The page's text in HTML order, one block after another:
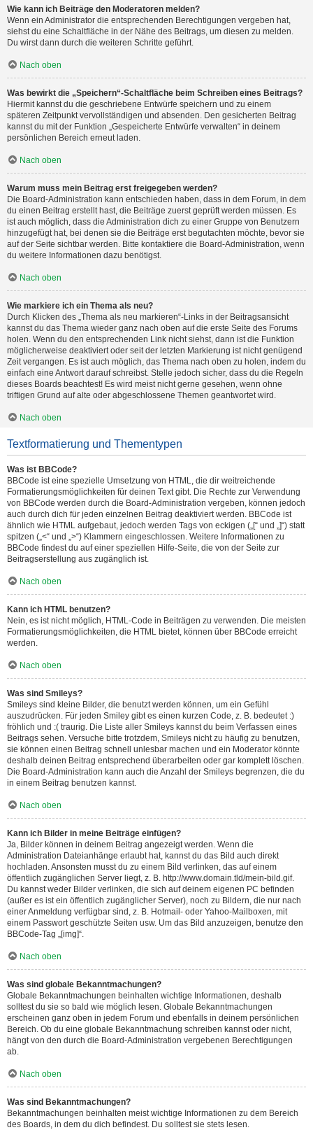
Wie kann ich Beiträge den Moderatoren melden?
Wenn ein Administrator die entsprechenden Berechtigungen vergeben hat,
siehst du eine Schaltfläche in der Nähe des Beitrags, um diesen zu melden.
Du wirst dann durch die weiteren Schritte geführt.
Nach oben
Was bewirkt die „Speichern“-Schaltfläche beim Schreiben eines Beitrags?
Hiermit kannst du die geschriebene Entwürfe speichern und zu einem
späteren Zeitpunkt vervollständigen und absenden. Den gesicherten Beitrag
kannst du mit der Funktion „Gespeicherte Entwürfe verwalten“ in deinem
persönlichen Bereich erneut laden.
Nach oben
Warum muss mein Beitrag erst freigegeben werden?
Die Board-Administration kann entschieden haben, dass in dem Forum, in dem
du einen Beitrag erstellt hast, die Beiträge zuerst geprüft werden müssen. Es
ist auch möglich, dass die Administration dich zu einer Gruppe von Benutzern
hinzugefügt hat, bei denen sie die Beiträge erst begutachten möchte, bevor sie
auf der Seite sichtbar werden. Bitte kontaktiere die Board-Administration, wenn
du weitere Informationen dazu benötigst.
Nach oben
Wie markiere ich ein Thema als neu?
Durch Klicken des „Thema als neu markieren“-Links in der Beitragsansicht
kannst du das Thema wieder ganz nach oben auf die erste Seite des Forums
holen. Wenn du den entsprechenden Link nicht siehst, dann ist die Funktion
möglicherweise deaktiviert oder seit der letzten Markierung ist nicht genügend
Zeit vergangen. Es ist auch möglich, das Thema nach oben zu holen, indem du
einfach eine Antwort darauf schreibst. Stelle jedoch sicher, dass du die Regeln
dieses Boards beachtest! Es wird meist nicht gerne gesehen, wenn ohne
triftigen Grund auf alte oder abgeschlossene Themen geantwortet wird.
Nach oben
Textformatierung und Thementypen
Was ist BBCode?
BBCode ist eine spezielle Umsetzung von HTML, die dir weitreichende
Formatierungsmöglichkeiten für deinen Text gibt. Die Rechte zur Verwendung
von BBCode werden durch die Board-Administration vergeben, können jedoch
auch durch dich für jeden einzelnen Beitrag deaktiviert werden. BBCode ist
ähnlich wie HTML aufgebaut, jedoch werden Tags von eckigen („[“ und „]“) statt
spitzen („<“ und „>“) Klammern eingeschlossen. Weitere Informationen zu
BBCode findest du auf einer speziellen Hilfe-Seite, die von der Seite zur
Beitragserstellung aus zugänglich ist.
Nach oben
Kann ich HTML benutzen?
Nein, es ist nicht möglich, HTML-Code in Beiträgen zu verwenden. Die meisten
Formatierungsmöglichkeiten, die HTML bietet, können über BBCode erreicht
werden.
Nach oben
Was sind Smileys?
Smileys sind kleine Bilder, die benutzt werden können, um ein Gefühl
auszudrücken. Für jeden Smiley gibt es einen kurzen Code, z. B. bedeutet :)
fröhlich und :( traurig. Die Liste aller Smileys kannst du beim Verfassen eines
Beitrags sehen. Versuche bitte trotzdem, Smileys nicht zu häufig zu benutzen,
sie können einen Beitrag schnell unlesbar machen und ein Moderator könnte
deshalb deinen Beitrag entsprechend überarbeiten oder gar komplett löschen.
Die Board-Administration kann auch die Anzahl der Smileys begrenzen, die du
in einem Beitrag benutzen kannst.
Nach oben
Kann ich Bilder in meine Beiträge einfügen?
Ja, Bilder können in deinem Beitrag angezeigt werden. Wenn die
Administration Dateianhänge erlaubt hat, kannst du das Bild auch direkt
hochladen. Ansonsten musst du zu einem Bild verlinken, das auf einem
öffentlich zugänglichen Server liegt, z. B. http://www.domain.tld/mein-bild.gif.
Du kannst weder Bilder verlinken, die sich auf deinem eigenen PC befinden
(außer es ist ein öffentlich zugänglicher Server), noch zu Bildern, die nur nach
einer Anmeldung verfügbar sind, z. B. Hotmail- oder Yahoo-Mailboxen, mit
einem Passwort geschützte Seiten usw. Um das Bild anzuzeigen, benutze den
BBCode-Tag „[img]“.
Nach oben
Was sind globale Bekanntmachungen?
Globale Bekanntmachungen beinhalten wichtige Informationen, deshalb
solltest du sie so bald wie möglich lesen. Globale Bekanntmachungen
erscheinen ganz oben in jedem Forum und ebenfalls in deinem persönlichen
Bereich. Ob du eine globale Bekanntmachung schreiben kannst oder nicht,
hängt von den durch die Board-Administration vergebenen Berechtigungen
ab.
Nach oben
Was sind Bekanntmachungen?
Bekanntmachungen beinhalten meist wichtige Informationen zu dem Bereich
des Boards, in dem du dich befindest. Du solltest sie stets lesen.